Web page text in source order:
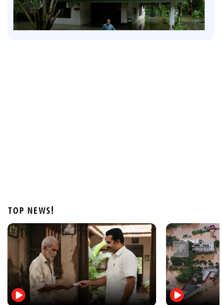
പ്രളയ രക്ഷാപ്രവർത്തിന് ഉപയോഗിച്ച വാഹനത്തിന്
7000 രൂപ പിഴ ചുമത്തി; പിന്നാലെ ഇടപെട്ട് മുഖ്യമന്ത്രി
2 hours ago
TOP NEWS!